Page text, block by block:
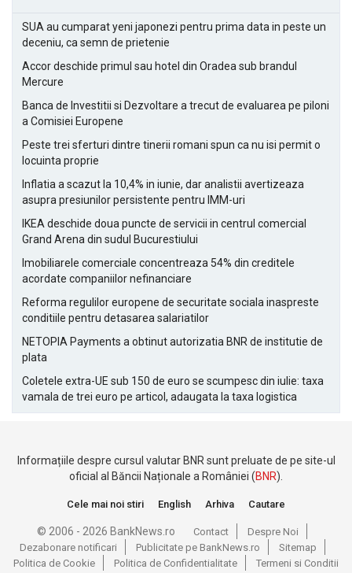
SUA au cumparat yeni japonezi pentru prima data in peste un
deceniu, ca semn de prietenie
Accor deschide primul sau hotel din Oradea sub brandul
Mercure
Banca de Investitii si Dezvoltare a trecut de evaluarea pe piloni
a Comisiei Europene
Peste trei sferturi dintre tinerii romani spun ca nu isi permit o
locuinta proprie
Inflatia a scazut la 10,4% in iunie, dar analistii avertizeaza
asupra presiunilor persistente pentru IMM-uri
IKEA deschide doua puncte de servicii in centrul comercial
Grand Arena din sudul Bucurestiului
Imobiliarele comerciale concentreaza 54% din creditele
acordate companiilor nefinanciare
Reforma regulilor europene de securitate sociala inaspreste
conditiile pentru detasarea salariatilor
NETOPIA Payments a obtinut autorizatia BNR de institutie de
plata
Coletele extra-UE sub 150 de euro se scumpesc din iulie: taxa
vamala de trei euro pe articol, adaugata la taxa logistica
Informațiile despre cursul valutar BNR sunt preluate de pe site-ul
oficial al Băncii Naționale a României (BNR).
Cele mai noi stiri English Arhiva Cautare
© 2006 - 2026 BankNews.ro Contact
Despre Noi
Dezabonare notificari
Publicitate pe BankNews.ro
Sitemap
Politica de Cookie
Politica de Confidentialitate Termeni si Conditii